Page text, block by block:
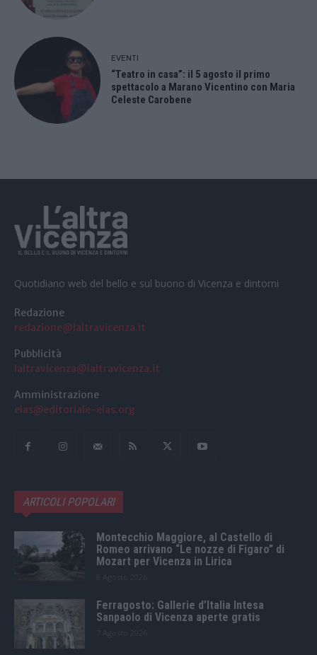
EVENTI
“Teatro in casa”: il 5 agosto il primo
spettacolo a Marano Vicentino con Maria
Celeste Carobene
Quotidiano web del bello e sul buono di Vicenza e dintorni
Redazione
redazione@laltravicenza.it
Pubblicità
laltravicenza@laltravicenza.it
Amministrazione
elas@editoriale-elas.org
ARTICOLI POPOLARI
Montecchio Maggiore, al Castello di
Romeo arrivano “Le nozze di Figaro” di
Mozart per Vicenza in Lirica
Ferragosto: Gallerie d’Italia Intesa
Sanpaolo di Vicenza aperte gratis